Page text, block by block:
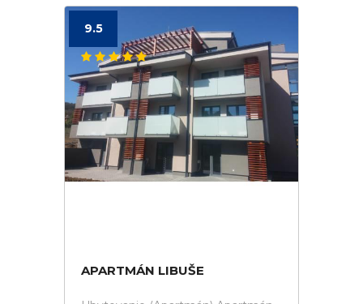
9.5
APARTMÁN LIBUŠE